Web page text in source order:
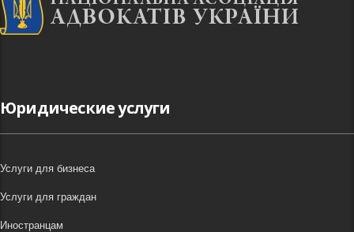
Юридические услуги
Услуги для бизнеса
Услуги для граждан
Иностранцам